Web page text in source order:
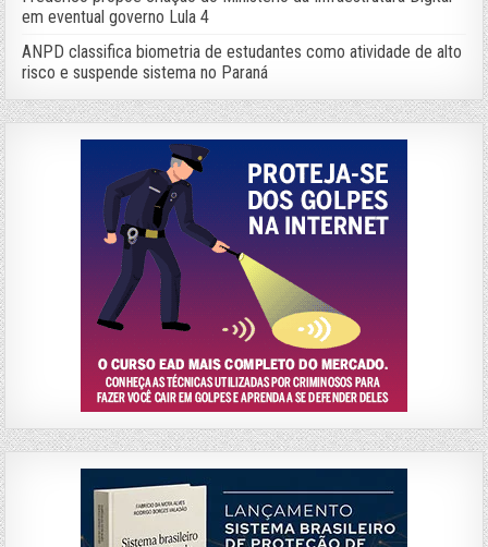
em eventual governo Lula 4
ANPD classifica biometria de estudantes como atividade de alto
risco e suspende sistema no Paraná